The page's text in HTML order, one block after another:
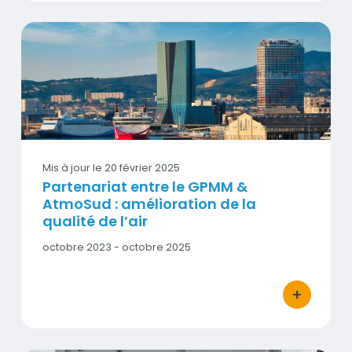
Partenariat entre le GPMM & AtmoSud : amélioration de la
Vignette
Mis à jour le 20 février 2025
Partenariat entre le GPMM &
AtmoSud : amélioration de la
qualité de l’air
Date
octobre 2023 - octobre 2025
+
bouton